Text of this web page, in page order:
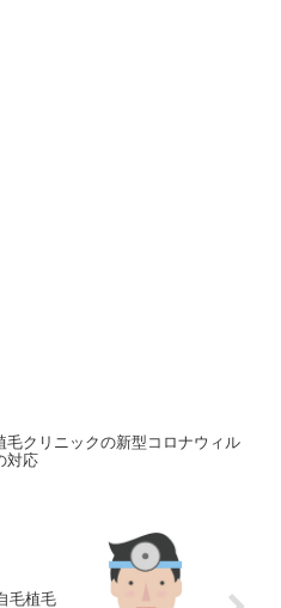
毛クリニックの新型コロナウィル
対応
毛植毛